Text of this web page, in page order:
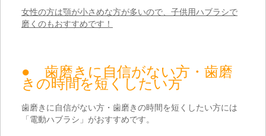
女性の方は顎が小さめな方が多いので、子供用ハブラシで
磨くのもおすすめです！
● 歯磨きに自信がない方・歯磨
きの時間を短くしたい方
歯磨きに自信がない方・歯磨きの時間を短くしたい方には
「電動ハブラシ」がおすすめです。